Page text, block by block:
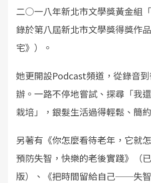
二○一八年新北市文學獎黃金組
錄於第八屆新北市文學獎得獎作
宅》）。
她更開設Podcast頻道，從錄音
辦。一路不停地嘗試、探尋「我
栽培」，銀髮生活過得輕鬆、簡
另著有《你怎麼看待老年，它
預防失智，快樂的老後實踐》（
版）、《把時間留給自己──失